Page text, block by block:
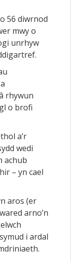
56 diwrnod
mwy o
unrhyw
rhywun
o brofi
a’r
wedi
achub
– yn cael
aros (er
arno’n
i ardal